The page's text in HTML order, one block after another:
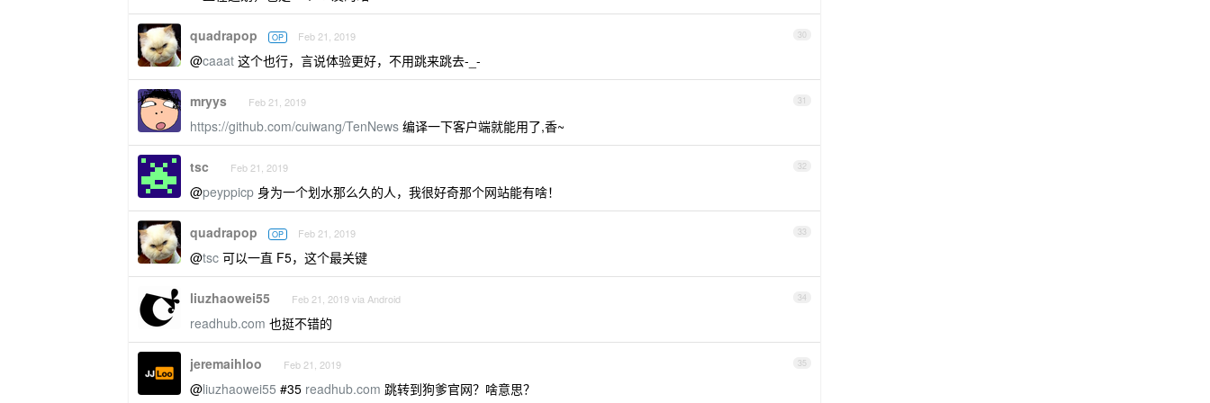
30
quadrapop OP Feb 21, 2019
@caaat 这个也行，言说体验更好，不用跳来跳去-_-
31
mryys Feb 21, 2019
https://github.com/cuiwang/TenNews 编译一下客户端就能用了,香~
32
tsc Feb 21, 2019
@peyppicp 身为一个划水那么久的人，我很好奇那个网站能有啥！
33
quadrapop OP Feb 21, 2019
@tsc 可以一直 F5，这个最关键
34
liuzhaowei55 Feb 21, 2019 via Android
readhub.com 也挺不错的
35
jeremaihloo Feb 21, 2019
@liuzhaowei55 #35 readhub.com 跳转到狗爹官网？啥意思？